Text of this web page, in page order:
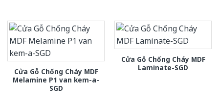
Cửa Gỗ Chống Cháy MDF
Melamine P1 van kem-a-
SGD
Cửa Gỗ Chống Cháy MDF
Laminate-SGD